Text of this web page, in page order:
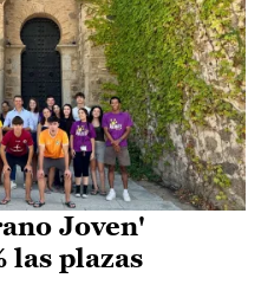
Joven'
las plazas